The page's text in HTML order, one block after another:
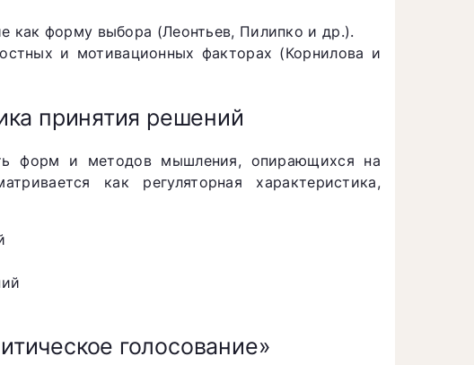
как форму выбора (Леонтьев, Пилипко и др.).
и мотивационных факторах (Корнилова и
принятия решений
форм и методов мышления, опирающихся на
как регуляторная характеристика,
голосование»